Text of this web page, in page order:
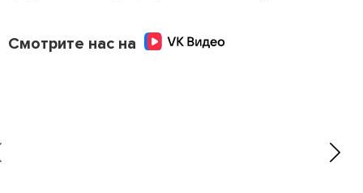
Смотрите нас на